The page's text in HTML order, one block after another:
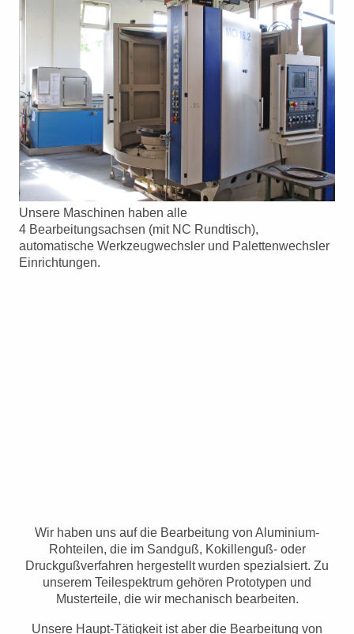
Unsere Maschinen haben alle
4 Bearbeitungsachsen (mit NC Rundtisch),
automatische Werkzeugwechsler und Palettenwechsler
Einrichtungen.
Wir haben uns auf die Bearbeitung von Aluminium-
Rohteilen, die im Sandguß, Kokillenguß- oder
Druckgußverfahren hergestellt wurden spezialsiert. Zu
unserem Teilespektrum gehören Prototypen und
Musterteile, die wir mechanisch bearbeiten.
Unsere Haupt-Tätigkeit ist aber die Bearbeitung von